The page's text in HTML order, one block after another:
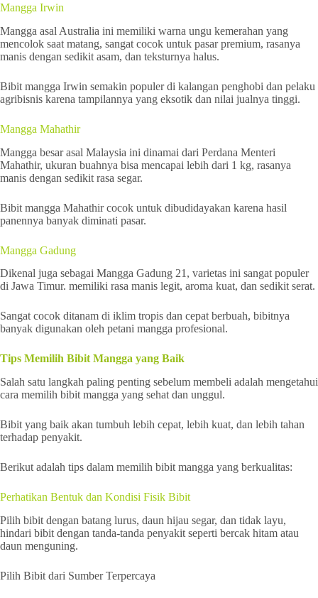
Mangga Irwin
Mangga asal Australia ini memiliki warna ungu kemerahan yang
mencolok saat matang, sangat cocok untuk pasar premium, rasanya
manis dengan sedikit asam, dan teksturnya halus.
Bibit mangga Irwin semakin populer di kalangan penghobi dan pelaku
agribisnis karena tampilannya yang eksotik dan nilai jualnya tinggi.
Mangga Mahathir
Mangga besar asal Malaysia ini dinamai dari Perdana Menteri
Mahathir, ukuran buahnya bisa mencapai lebih dari 1 kg, rasanya
manis dengan sedikit rasa segar.
Bibit mangga Mahathir cocok untuk dibudidayakan karena hasil
panennya banyak diminati pasar.
Mangga Gadung
Dikenal juga sebagai Mangga Gadung 21, varietas ini sangat populer
di Jawa Timur. memiliki rasa manis legit, aroma kuat, dan sedikit serat.
Sangat cocok ditanam di iklim tropis dan cepat berbuah, bibitnya
banyak digunakan oleh petani mangga profesional.
Tips Memilih Bibit Mangga yang Baik
Salah satu langkah paling penting sebelum membeli adalah mengetahui
cara memilih bibit mangga yang sehat dan unggul.
Bibit yang baik akan tumbuh lebih cepat, lebih kuat, dan lebih tahan
terhadap penyakit.
Berikut adalah tips dalam memilih bibit mangga yang berkualitas:
Perhatikan Bentuk dan Kondisi Fisik Bibit
Pilih bibit dengan batang lurus, daun hijau segar, dan tidak layu,
hindari bibit dengan tanda-tanda penyakit seperti bercak hitam atau
daun menguning.
Pilih Bibit dari Sumber Terpercaya